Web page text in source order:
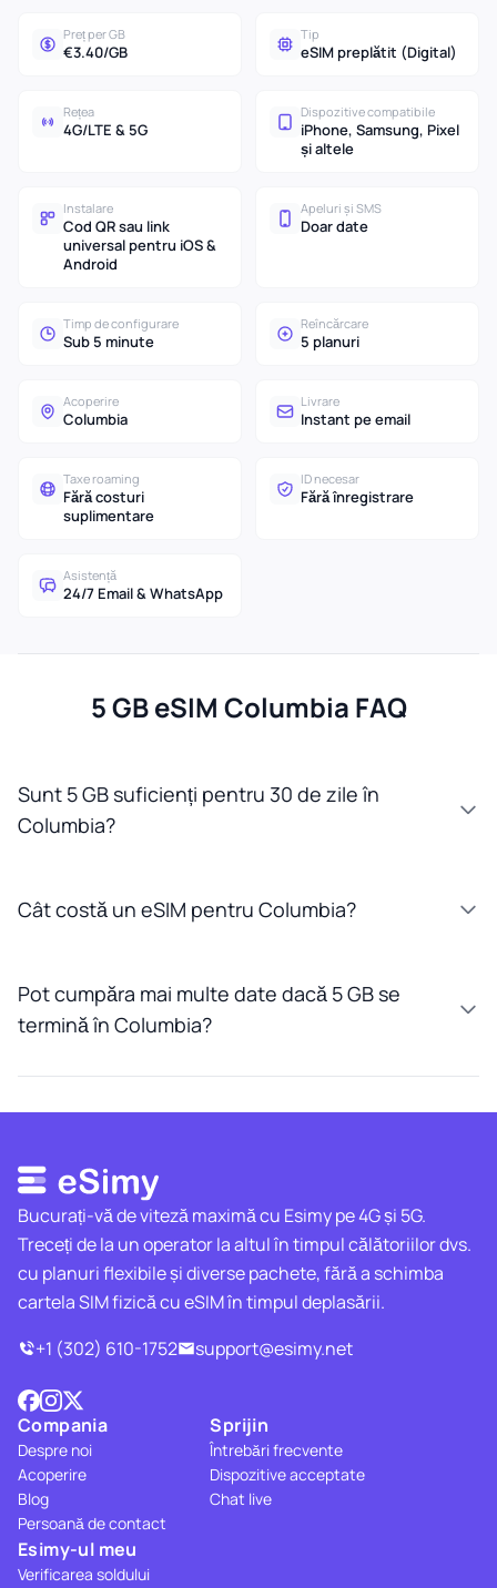
Preț per GB
€3.40/GB
Tip
eSIM preplătit (Digital)
Rețea
4G/LTE & 5G
Dispozitive compatibile
iPhone, Samsung, Pixel
și altele
Instalare
Cod QR sau link
universal pentru iOS &
Android
Apeluri și SMS
Doar date
Timp de configurare
Sub 5 minute
Reîncărcare
5 planuri
Acoperire
Columbia
Livrare
Instant pe email
Taxe roaming
Fără costuri
suplimentare
ID necesar
Fără înregistrare
Asistență
24/7 Email & WhatsApp
5 GB eSIM Columbia FAQ
Sunt 5 GB suficienți pentru 30 de zile în
Columbia?
Cât costă un eSIM pentru Columbia?
Pot cumpăra mai multe date dacă 5 GB se
termină în Columbia?
Bucurați-vă de viteză maximă cu Esimy pe 4G și 5G.
Treceți de la un operator la altul în timpul călătoriilor dvs.
cu planuri flexibile și diverse pachete, fără a schimba
cartela SIM fizică cu eSIM în timpul deplasării.
+1 (302) 610-1752
support@esimy.net
Compania
Despre noi
Acoperire
Blog
Persoană de contact
Sprijin
Întrebări frecvente
Dispozitive acceptate
Chat live
Esimy-ul meu
Verificarea soldului